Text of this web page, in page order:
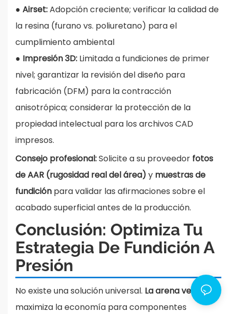
● Airset:Adopción creciente; verificar la calidad de
la resina (furano vs. poliuretano) para el
cumplimiento ambiental
● Impresión 3D: Limitada a fundiciones de primer
nivel; garantizar la revisión del diseño para
fabricación (DFM) para la contracción
anisotrópica; considerar la protección de la
propiedad intelectual para los archivos CAD
impresos.
Consejo profesional:Solicite a su proveedor fotos
de AAR (rugosidad real del área) y muestras de
fundición para validar las afirmaciones sobre el
acabado superficial antes de la producción.
Conclusión: Optimiza Tu
Estrategia De Fundición A
Presión
No existe una solución universal. La arena verde
maximiza la economía para componentes